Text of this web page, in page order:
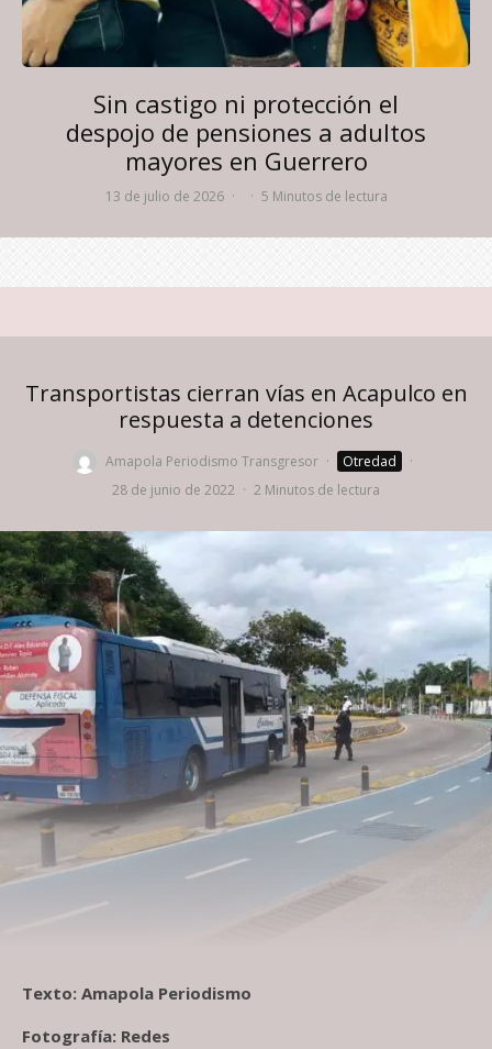
Sin castigo ni protección el
despojo de pensiones a adultos
mayores en Guerrero
13 de julio de 2026 · · 5 Minutos de lectura
Transportistas cierran vías en Acapulco en
respuesta a detenciones
Amapola Periodismo Transgresor · Otredad
·
28 de junio de 2022 · 2 Minutos de lectura
Texto: Amapola Periodismo
Fotografía: Redes